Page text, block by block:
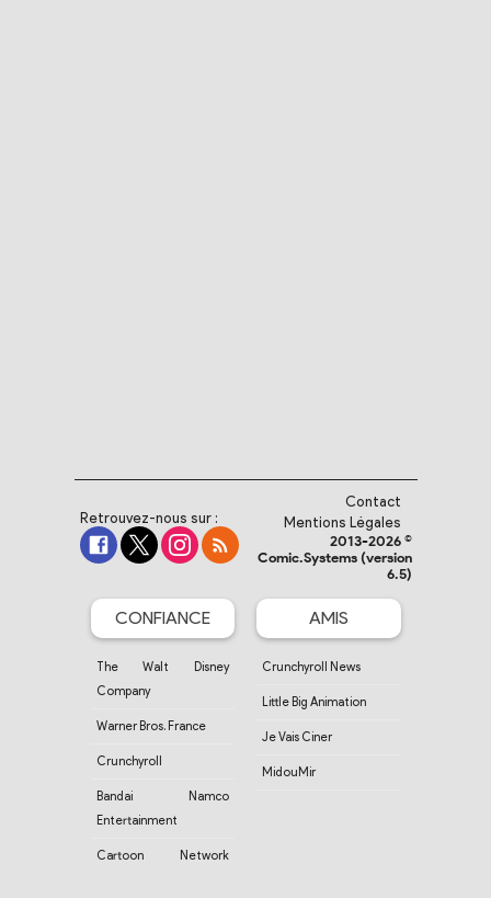
Retrouvez-nous sur :
Contact
Mentions Légales
2013-2026 ©
Comic.Systems (version
6.5)
CONFIANCE
The Walt Disney
Company
Warner Bros. France
Crunchyroll
Bandai Namco
Entertainment
Cartoon Network
AMIS
Crunchyroll News
Little Big Animation
Je Vais Ciner
MidouMir